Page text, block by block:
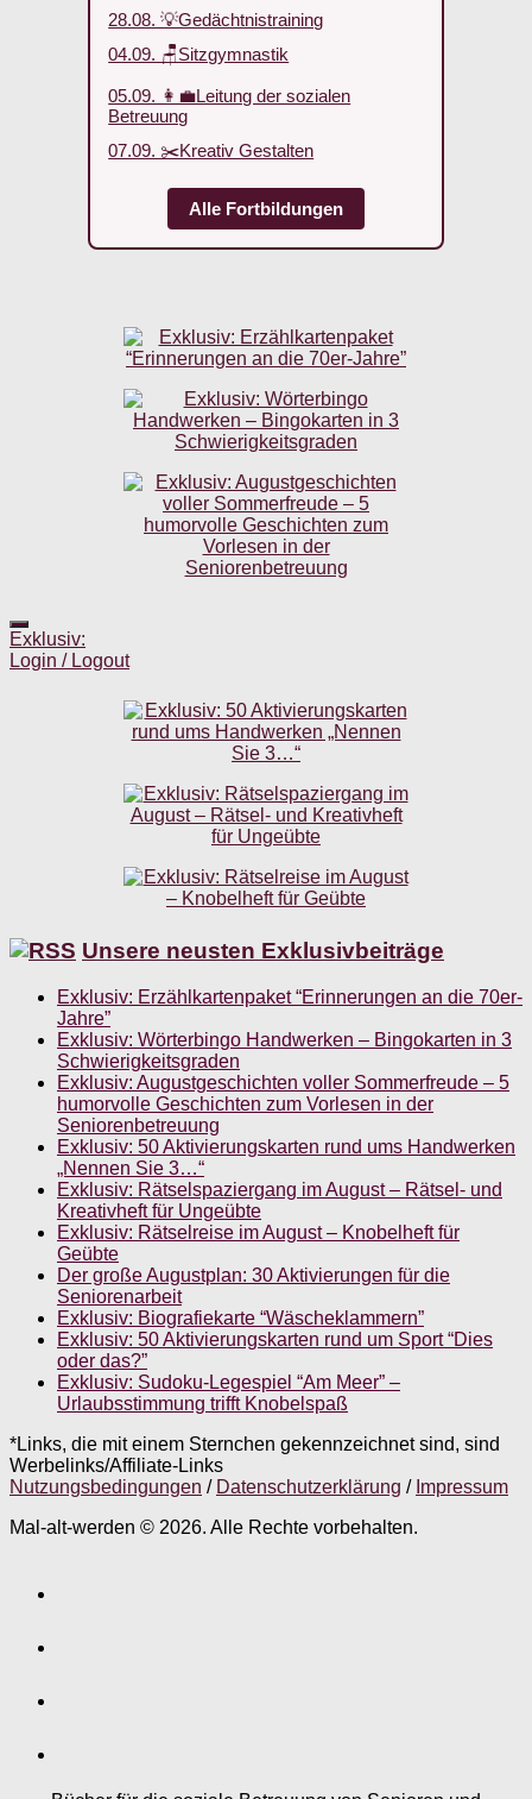
28.08. 💡Gedächtnistraining
04.09. 🪑Sitzgymnastik
05.09. 👩‍💼Leitung der sozialen
Betreuung
07.09. ✂️Kreativ Gestalten
Alle Fortbildungen
Exklusiv:
Login / Logout
Unsere neusten Exklusivbeiträge
Exklusiv: Erzählkartenpaket “Erinnerungen an die 70er-
Jahre”
Exklusiv: Wörterbingo Handwerken – Bingokarten in 3
Schwierigkeitsgraden
Exklusiv: Augustgeschichten voller Sommerfreude – 5
humorvolle Geschichten zum Vorlesen in der
Seniorenbetreuung
Exklusiv: 50 Aktivierungskarten rund ums Handwerken
„Nennen Sie 3…“
Exklusiv: Rätselspaziergang im August – Rätsel- und
Kreativheft für Ungeübte
Exklusiv: Rätselreise im August – Knobelheft für
Geübte
Der große Augustplan: 30 Aktivierungen für die
Seniorenarbeit
Exklusiv: Biografiekarte “Wäscheklammern”
Exklusiv: 50 Aktivierungskarten rund um Sport “Dies
oder das?”
Exklusiv: Sudoku-Legespiel “Am Meer” –
Urlaubsstimmung trifft Knobelspaß
*Links, die mit einem Sternchen gekennzeichnet sind, sind
Werbelinks/Affiliate-Links
Nutzungsbedingungen / Datenschutzerklärung / Impressum
Mal-alt-werden © 2026. Alle Rechte vorbehalten.